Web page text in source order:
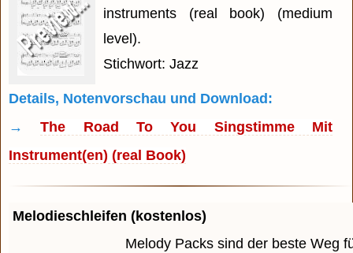
instruments (real book) (medium
level).
Stichwort: Jazz
Details, Notenvorschau und Download:
→The Road To You Singstimme Mit
Instrument(en) (real Book)
Melodieschleifen (kostenlos)
Melody Packs sind der beste Weg